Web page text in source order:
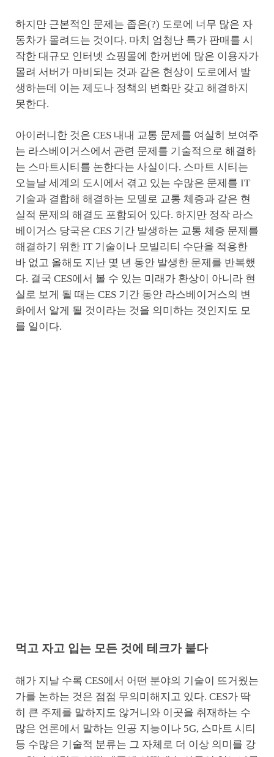
하지만 근본적인 문제는 좁은(?) 도로에 너무 많은 자
동차가 몰려드는 것이다. 마치 엄청난 특가 판매를 시
작한 대규모 인터넷 쇼핑몰에 한꺼번에 많은 이용자가
몰려 서버가 마비되는 것과 같은 현상이 도로에서 발
생하는데 이는 제도나 정책의 변화만 갖고 해결하지
못한다.
아이러니한 것은 CES 내내 교통 문제를 여실히 보여주
는 라스베이거스에서 관련 문제를 기술적으로 해결하
는 스마트시티를 논한다는 사실이다. 스마트 시티는
오늘날 세계의 도시에서 겪고 있는 수많은 문제를 IT
기술과 결합해 해결하는 모델로 교통 체증과 같은 현
실적 문제의 해결도 포함되어 있다. 하지만 정작 라스
베이거스 당국은 CES 기간 발생하는 교통 체증 문제를
해결하기 위한 IT 기술이나 모빌리티 수단을 적용한
바 없고 올해도 지난 몇 년 동안 발생한 문제를 반복했
다. 결국 CES에서 볼 수 있는 미래가 환상이 아니라 현
실로 보게 될 때는 CES 기간 동안 라스베이거스의 변
화에서 알게 될 것이라는 것을 의미하는 것인지도 모
를 일이다.
먹고 자고 입는 모든 것에 테크가 붙다
해가 지날 수록 CES에서 어떤 분야의 기술이 뜨거웠는
가를 논하는 것은 점점 무의미해지고 있다. CES가 딱
히 큰 주제를 말하지도 않거니와 이곳을 취재하는 수
많은 언론에서 말하는 인공 지능이나 5G, 스마트 시티
등 수많은 기술적 분류는 그 자체로 더 이상 의미를 강